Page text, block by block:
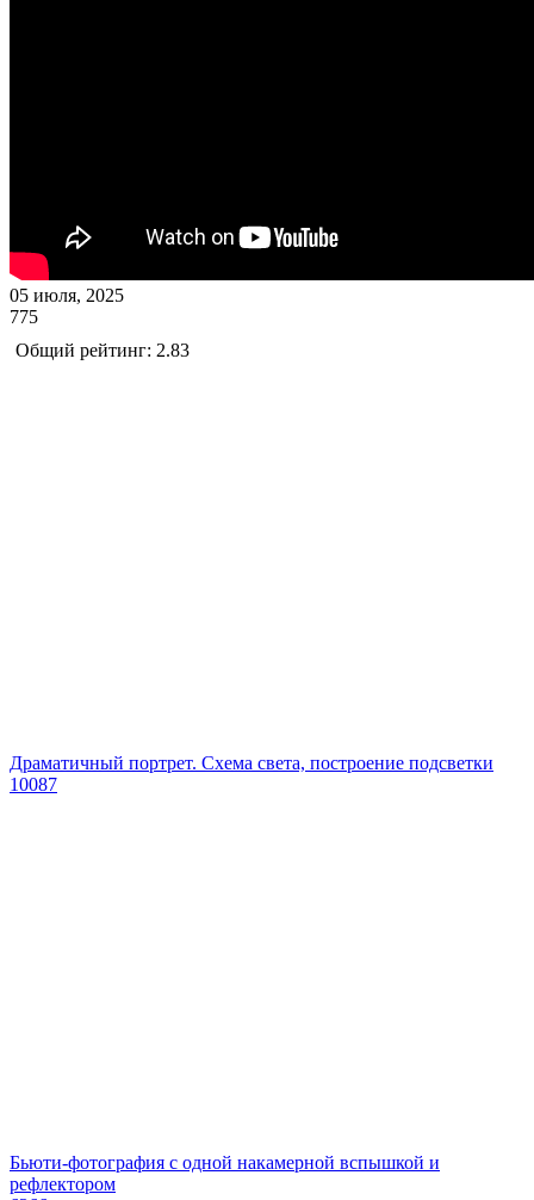
05 июля, 2025
775
Общий рейтинг: 2.83
Драматичный портрет. Схема света, построение подсветки
10087
Бьюти-фотография с одной накамерной вспышкой и
рефлектором